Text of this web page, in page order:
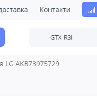
Контакти
LG AKB73975729